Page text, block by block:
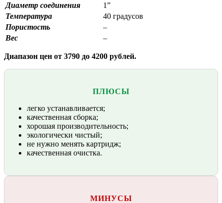
Диаметр соединения
1”
Температура
40 градусов
Пористость
–
Вес
–
Диапазон цен от 3790 до 4200 рублей.
ПЛЮСЫ
легко устанавливается;
качественная сборка;
хорошая производительность;
экологически чистый;
не нужно менять картридж;
качественная очистка.
МИНУСЫ